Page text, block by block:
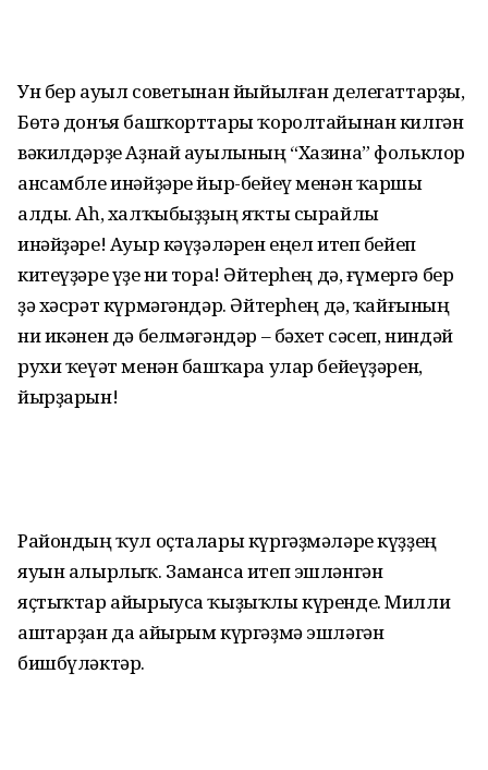
Ун бер ауыл советынан йыйылған де­легаттарҙы,
Бөтә донъя башҡорттары ҡо­рол­тайынан килгән
вәкилдәрҙе Аҙнай ауылының “Хазина” фольклор
ансамбле инәйҙәре йыр-бейеү менән ҡаршы
алды. Аһ, халҡыбыҙҙың яҡты сырайлы
инәйҙәре! Ауыр кәүҙәләрен еңел итеп бейеп
китеү­ҙәре үҙе ни тора! Әйтерһең дә, ғүмергә бер
ҙә хәсрәт күрмәгәндәр. Әйтерһең дә, ҡайғының
ни икәнен дә белмәгәндәр – бәхет сәсеп, ниндәй
рухи ҡеүәт менән башҡара улар бейеүҙәрен,
йырҙарын!
Райондың ҡул оҫталары күргәҙмәләре күҙҙең
яуын алырлыҡ. Заманса итеп эшләнгән
яҫтыҡтар айырыуса ҡыҙыҡлы күренде. Милли
аштарҙан да айырым күргәҙмә эшләгән
бишбүләктәр.